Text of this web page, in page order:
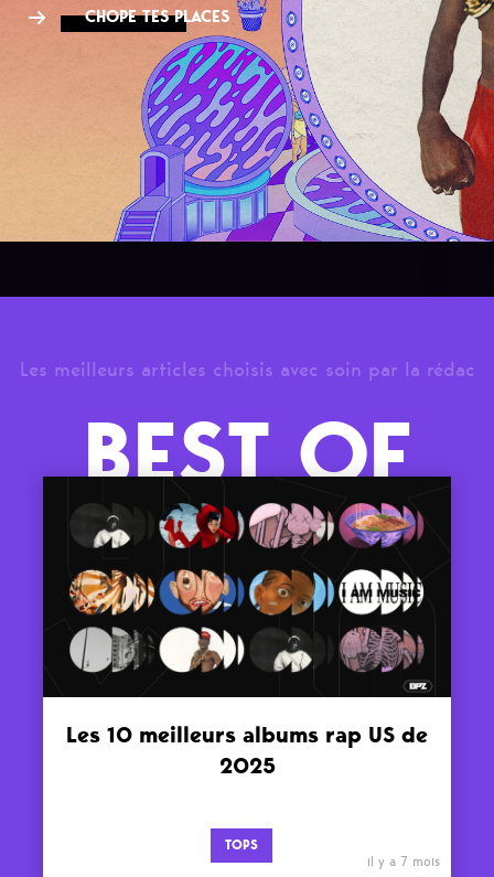
CHOPE TES PLACES
Les meilleurs articles choisis avec soin par la rédac
BEST OF
Les 10 meilleurs albums rap US de
2025
TOPS
il y a 7 mois